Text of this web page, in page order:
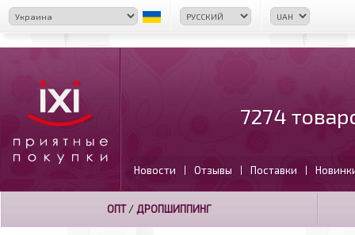
7274
Новости | Отзывы | Поставки |
ОПТ/ ДРОПШИППИНГ